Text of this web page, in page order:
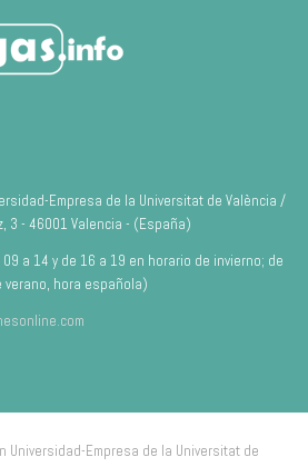
Empresa de la Universitat de València /
3 - 46001 Valencia - (España)
a 14 y de 16 a 19 en horario de invierno; de
verano, hora española)
Universidad-Empresa de la Universitat de